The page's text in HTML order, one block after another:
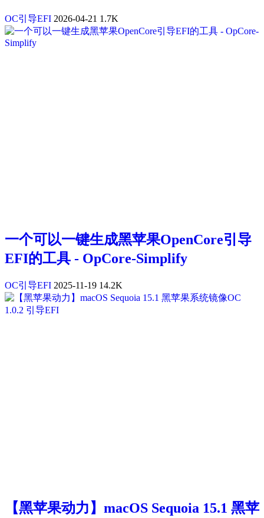
OC引导EFI 2026-04-21 1.7K
一个可以一键生成黑苹果OpenCore引导
EFI的工具 - OpCore-Simplify
OC引导EFI 2025-11-19 14.2K
【黑苹果动力】macOS Sequoia 15.1 黑苹